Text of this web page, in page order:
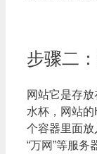
步骤二
网站它是存
水杯，网站
个容器里面
“万网”等服务